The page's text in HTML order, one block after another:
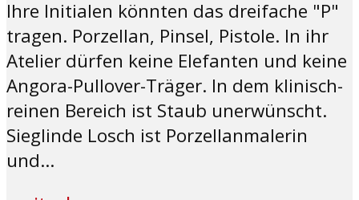
Ihre Initialen könnten das dreifache "P"
tragen. Porzellan, Pinsel, Pistole. In ihr
Atelier dürfen keine Elefanten und keine
Angora-Pullover-Träger. In dem klinisch-
reinen Bereich ist Staub unerwünscht.
Sieglinde Losch ist Porzellanmalerin
und...